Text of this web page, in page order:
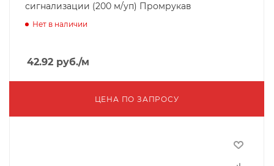
сигнализации (200 м/уп) Промрукав
Нет в наличии
42.92 руб./м
ЦЕНА ПО ЗАПРОСУ